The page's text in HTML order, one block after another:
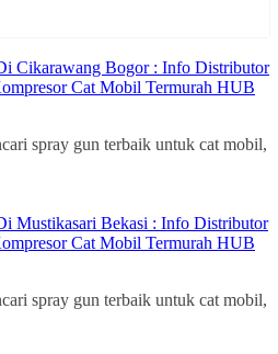
Cikarawang Bogor : Info Distributor
Cat Mobil Termurah HUB
spray gun terbaik untuk cat mobil,
Mustikasari Bekasi : Info Distributor
Cat Mobil Termurah HUB
spray gun terbaik untuk cat mobil,